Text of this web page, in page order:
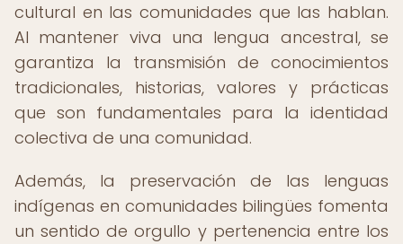
cultural en las comunidades que las hablan.
Al mantener viva una lengua ancestral, se
garantiza la transmisión de conocimientos
tradicionales, historias, valores y prácticas
que son fundamentales para la identidad
colectiva de una comunidad.
Además, la preservación de las lenguas
indígenas en comunidades bilingües fomenta
un sentido de orgullo y pertenencia entre los